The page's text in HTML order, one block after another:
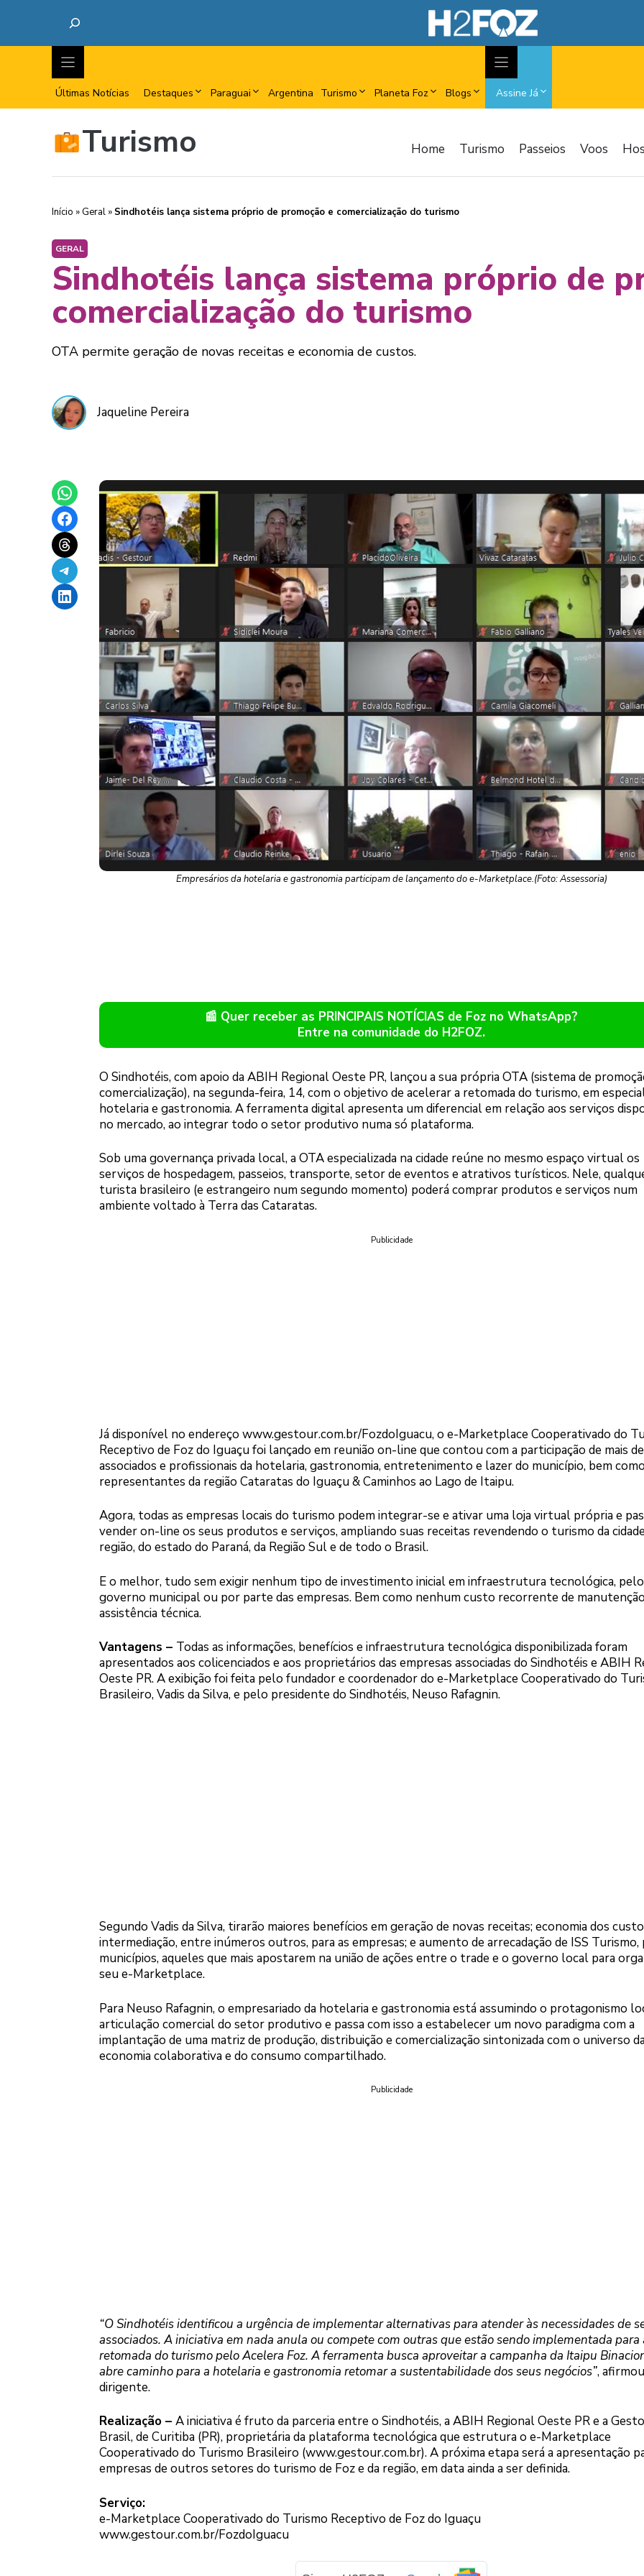
Últimas Notícias Destaques Paraguai Argentina Turismo Planeta Foz Blogs Assine Já
Turismo Home Turismo Passeios Voos
Início » Geral » Sindhotéis lança sistema próprio de promoção e comercialização do turismo
GERAL
Sindhotéis lança sistema próprio de
comercialização do turismo
OTA permite geração de novas receitas e economia de custos.
Jaqueline Pereira
Share on WhatsApp
Share on Facebook
Share on Threads
Share on Telegram
Share on LinkedIn
Empresários da hotelaria e gastronomia participam de lançamento do e-Marketplace.(Foto: Assessoria)
📰 Quer receber as PRINCIPAIS NOTÍCIAS de Foz no WhatsApp?
Entre na comunidade do H2FOZ.
O Sindhotéis, com apoio da ABIH Regional Oeste PR, lançou a sua própria OTA (sistema de
comercialização), na segunda-feira, 14, com o objetivo de acelerar a retomada do turismo, em
hotelaria e gastronomia. A ferramenta digital apresenta um diferencial em relação aos serviços
no mercado, ao integrar todo o setor produtivo numa só plataforma.
Sob uma governança privada local, a OTA especializada na cidade reúne no mesmo espaço virtual os
serviços de hospedagem, passeios, transporte, setor de eventos e atrativos turísticos. Nele,
turista brasileiro (e estrangeiro num segundo momento) poderá comprar produtos e serviços num
ambiente voltado à Terra das Cataratas.
Publicidade
Já disponível no endereço www.gestour.com.br/FozdoIguacu, o e-Marketplace Cooperativado do
Receptivo de Foz do Iguaçu foi lançado em reunião on-line que contou com a participação de mais
associados e profissionais da hotelaria, gastronomia, entretenimento e lazer do município, bem
representantes da região Cataratas do Iguaçu & Caminhos ao Lago de Itaipu.
Agora, todas as empresas locais do turismo podem integrar-se e ativar uma loja virtual própria e
vender on-line os seus produtos e serviços, ampliando suas receitas revendendo o turismo da
região, do estado do Paraná, da Região Sul e de todo o Brasil.
E o melhor, tudo sem exigir nenhum tipo de investimento inicial em infraestrutura tecnológica, pelo
governo municipal ou por parte das empresas. Bem como nenhum custo recorrente de
assistência técnica.
Vantagens – Todas as informações, benefícios e infraestrutura tecnológica disponibilizada foram
apresentados aos colicenciados e aos proprietários das empresas associadas do Sindhotéis e ABIH
Oeste PR. A exibição foi feita pelo fundador e coordenador do e-Marketplace Cooperativado do
Brasileiro, Vadis da Silva, e pelo presidente do Sindhotéis, Neuso Rafagnin.
Segundo Vadis da Silva, tirarão maiores benefícios em geração de novas receitas; economia dos
intermediação, entre inúmeros outros, para as empresas; e aumento de arrecadação de ISS Turismo,
municípios, aqueles que mais apostarem na união de ações entre o trade e o governo local para
seu e-Marketplace.
Para Neuso Rafagnin, o empresariado da hotelaria e gastronomia está assumindo o protagonismo
articulação comercial do setor produtivo e passa com isso a estabelecer um novo paradigma com a
implantação de uma matriz de produção, distribuição e comercialização sintonizada com o universo
economia colaborativa e do consumo compartilhado.
Publicidade
“O Sindhotéis identificou a urgência de implementar alternativas para atender às necessidades de
associados. A iniciativa em nada anula ou compete com outras que estão sendo implementada para
retomada do turismo pelo Acelera Foz. A ferramenta busca aproveitar a campanha da Itaipu
abre caminho para a hotelaria e gastronomia retomar a sustentabilidade dos seus negócios”,
dirigente.
Realização – A iniciativa é fruto da parceria entre o Sindhotéis, a ABIH Regional Oeste PR e a
Brasil, de Curitiba (PR), proprietária da plataforma tecnológica que estrutura o e-Marketplace
Cooperativado do Turismo Brasileiro (www.gestour.com.br). A próxima etapa será a apresentação
empresas de outros setores do turismo de Foz e da região, em data ainda a ser definida.
Serviço:
e-Marketplace Cooperativado do Turismo Receptivo de Foz do Iguaçu
www.gestour.com.br/FozdoIguacu